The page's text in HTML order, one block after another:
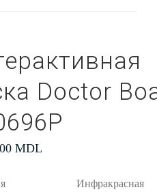
Doctor
MDL
Инфракрасная